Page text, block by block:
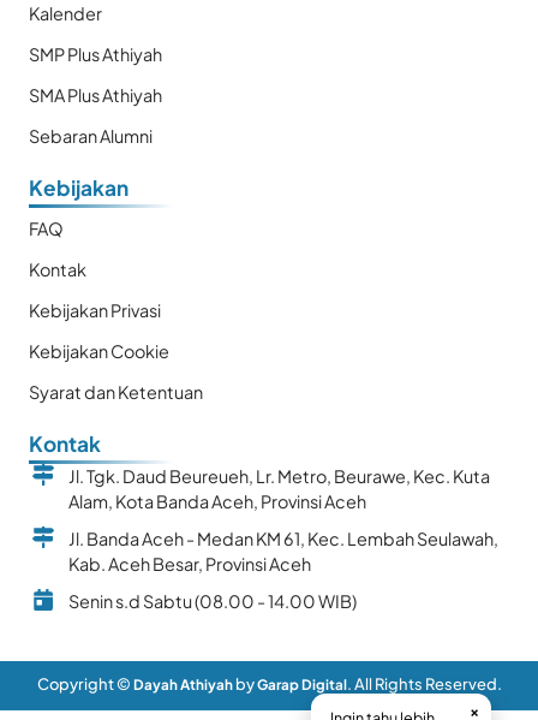
Kalender
SMP Plus Athiyah
SMA Plus Athiyah
Sebaran Alumni
Kebijakan
FAQ
Kontak
Kebijakan Privasi
Kebijakan Cookie
Syarat dan Ketentuan
Kontak
Jl. Tgk. Daud Beureueh, Lr. Metro, Beurawe, Kec. Kuta
Alam, Kota Banda Aceh, Provinsi Aceh
Jl. Banda Aceh - Medan KM 61, Kec. Lembah Seulawah,
Kab. Aceh Besar, Provinsi Aceh
Senin s.d Sabtu (08.00 - 14.00 WIB)
Copyright © Dayah Athiyah byGarap Digital. All Rights Reserved.
×